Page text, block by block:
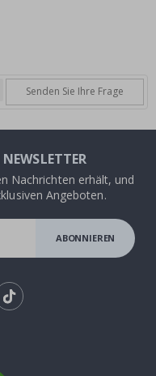
Senden Sie Ihre Frage
Nachrichten erhält, und
Angeboten.
ABONNIEREN